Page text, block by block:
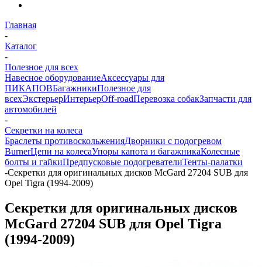
Главная
-
Каталог
-
Полезное для всех
Навесное оборудованиеАксессуары для
ПИКАПОВБагажникиПолезное для
всехЭкстерьерИнтерьерOff-roadПеревозка собакЗапчасти для
автомобилей
-
Секретки на колеса
Браслеты противоскольженияДворники с подогревом
BurnerЦепи на колесаУпоры капота и багажникаКолесные
болты и гайкиПредпусковые подогревателиТенты-палатки
-Секретки для оригинальных дисков McGard 27204 SUB для
Opel Tigra (1994-2009)
Секретки для оригинальных дисков
McGard 27204 SUB для Opel Tigra
(1994-2009)